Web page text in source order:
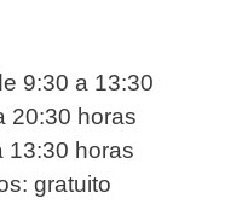
9:30 a 13:30
20:30 horas
13:30 horas
gratuito